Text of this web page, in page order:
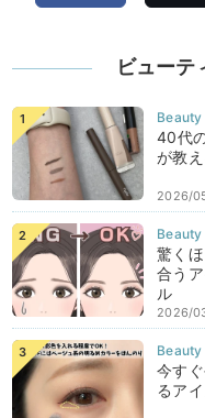
ビューテ
40代
が教
2026/
驚く
合う
ル
2026/
今す
るア